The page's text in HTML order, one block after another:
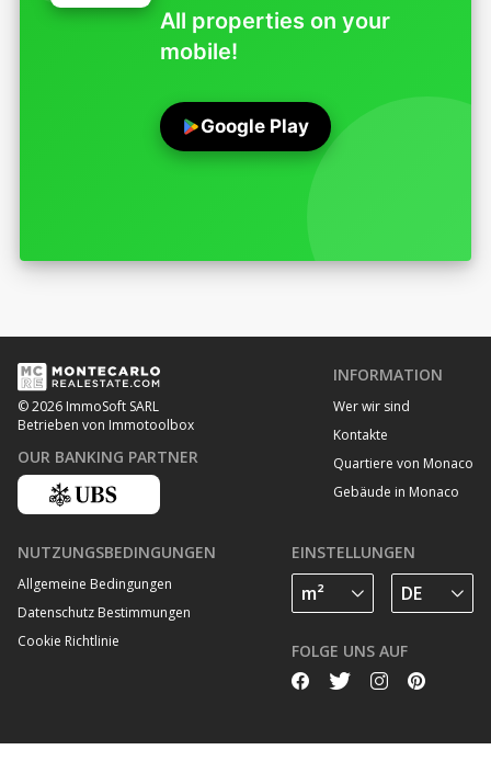
All properties on your
mobile!
Google Play
© 2026 ImmoSoft SARL
Betrieben von Immotoolbox
OUR BANKING PARTNER
INFORMATION
Wer wir sind
Kontakte
Quartiere von Monaco
Gebäude in Monaco
NUTZUNGSBEDINGUNGEN
Allgemeine Bedingungen
Datenschutz Bestimmungen
Cookie Richtlinie
EINSTELLUNGEN
FOLGE UNS AUF